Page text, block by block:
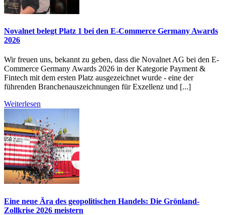
Novalnet belegt Platz 1 bei den E-Commerce Germany Awards
2026
Wir freuen uns, bekannt zu geben, dass die Novalnet AG bei den E-
Commerce Germany Awards 2026 in der Kategorie Payment &
Fintech mit dem ersten Platz ausgezeichnet wurde - eine der
führenden Branchenauszeichnungen für Exzellenz und [...]
Weiterlesen
Eine neue Ära des geopolitischen Handels: Die Grönland-
Zollkrise 2026 meistern